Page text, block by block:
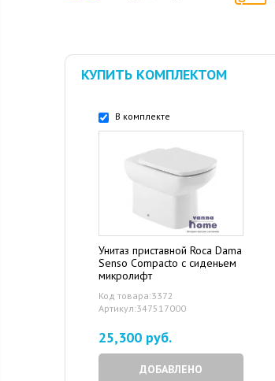
КУПИТЬ КОМПЛЕКТОМ
В комплекте
Унитаз приставной Roca Dama
Senso Compacto с сиденьем
микролифт
Код товара:3372
Артикул:347517000
25,300 руб.
ДОБАВЛЕНО